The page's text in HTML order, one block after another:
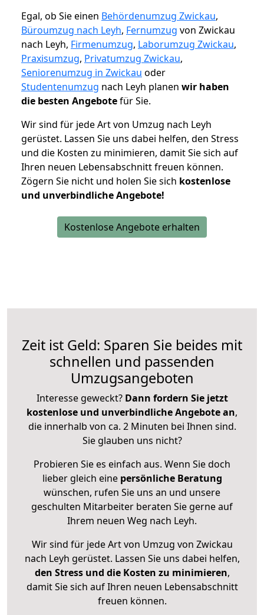
Egal, ob Sie einen Behördenumzug Zwickau,
Büroumzug nach Leyh, Fernumzug von Zwickau
nach Leyh, Firmenumzug, Laborumzug Zwickau,
Praxisumzug, Privatumzug Zwickau,
Seniorenumzug in Zwickau oder
Studentenumzug nach Leyh planen wir haben
die besten Angebotefür Sie.
Wir sind für jede Art von Umzug nach Leyh
gerüstet. Lassen Sie uns dabei helfen, den Stress
und die Kosten zu minimieren, damit Sie sich auf
Ihren neuen Lebensabschnitt freuen können.
Zögern Sie nicht und holen Sie sich kostenlose
und unverbindliche Angebote!
Kostenlose Angebote erhalten
Zeit ist Geld: Sparen Sie beides mit
schnellen und passenden
Umzugsangeboten
Interesse geweckt? Dann fordern Sie jetzt
kostenlose und unverbindliche Angebote an,
die innerhalb von ca. 2 Minuten bei Ihnen sind.
Sie glauben uns nicht?
Probieren Sie es einfach aus. Wenn Sie doch
lieber gleich eine persönliche Beratung
wünschen, rufen Sie uns an und unsere
geschulten Mitarbeiter beraten Sie gerne auf
Ihrem neuen Weg nach Leyh.
Wir sind für jede Art von Umzug von Zwickau
nach Leyh gerüstet. Lassen Sie uns dabei helfen,
den Stress und die Kosten zu minimieren,
damit Sie sich auf Ihren neuen Lebensabschnitt
freuen können.